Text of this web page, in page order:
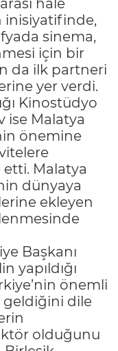
inisiyatifinde,
sinema,
için bir
da ilk partneri
yer verdi.
Kinostüdyo
ise Malatya
önemine
Malatya
dünyaya
ekleyen
Başkanı
yapıldığı
önemli
dile
olduğunu